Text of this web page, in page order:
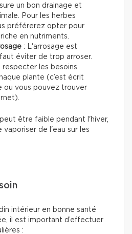
un bon drainage et
Pour les herbes
préférerez opter pour
en nutriments.
: L'arrosage est
éviter de trop arroser.
les besoins
plante (c’est écrit
ou vous pouvez trouver
peut être faible pendant l'hiver,
vaporiser de l'eau sur les
intérieur en bonne santé
il est important d’effectuer
: